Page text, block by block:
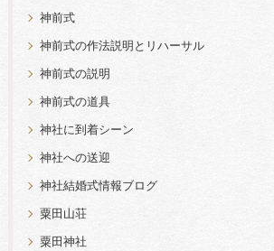
神前式
神前式の作法説明とリハーサル
神前式の説明
神前式の道具
神社に到着シーン
神社への送迎
神社結婚式情報ブログ
粟田山荘
粟田神社